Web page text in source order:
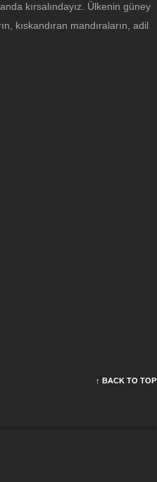
kırsalındayız. Ülkenin güney
kıskandıran mandıraların, adil
↑ BACK TO TOP